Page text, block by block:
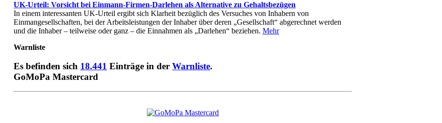
UK-Urteil: Vorsicht bei Einmann-Firmen-Darlehen als Alternative zu Gehaltsbezügen
In einem interessanten UK-Urteil ergibt sich Klarheit bezüglich des Versuches von Inhabern von
Einmangesellschaften, bei der Arbeitsleistungen der Inhaber über deren „Gesellschaft“ abgerechnet werden
und die Inhaber – teilweise oder ganz – die Einnahmen als „Darlehen“ beziehen. Mehr
Warnliste
Es befinden sich 18.441 Einträge in der Warnliste.
GoMoPa Mastercard